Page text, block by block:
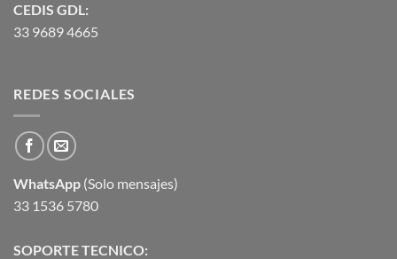
CEDIS GDL:
33 9689 4665
REDES SOCIALES
WhatsApp (Solo mensajes)
33 1536 5780
SOPORTE TECNICO: